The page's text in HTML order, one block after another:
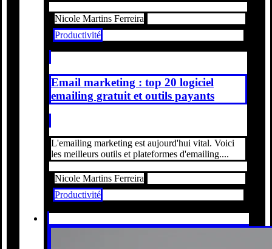
Nicole Martins Ferreira
Productivité
Email marketing : top 20 logiciel
emailing gratuit et outils payants
L'emailing marketing est aujourd'hui vital. Voici
les meilleurs outils et plateformes d'emailing....
Nicole Martins Ferreira
Productivité